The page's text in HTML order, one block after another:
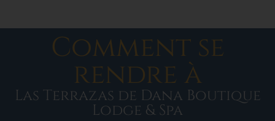
Comment se
rendre à
Las Terrazas de Dana Boutique
Lodge & Spa